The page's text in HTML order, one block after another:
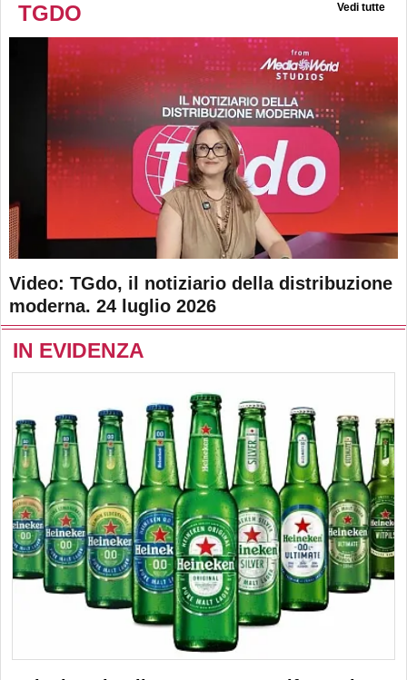
TGDO Vedi tutte
Video: TGdo, il notiziario della distribuzione
moderna. 24 luglio 2026
IN EVIDENZA